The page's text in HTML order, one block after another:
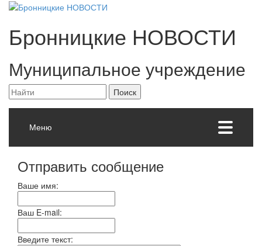
Бронницкие НОВОСТИ
Муниципальное учреждение
Меню
Отправить сообщение
Ваше имя:
Ваш E-mail:
Введите текст: